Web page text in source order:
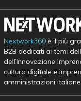
Nextwork360è il più
B2B dedicati ai temi
dell’Innovazione
cultura digitale e
amministrazioni italiane.